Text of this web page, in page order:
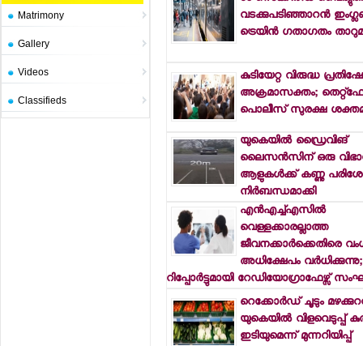
Matrimony
Gallery
Videos
Classifieds
വടക്കുപടിഞ്ഞാറന്‍
ട്രെയിന്‍ ഗതാഗതം
കുടിയേറ്റ വിരുദ്ധ
അക്രമാസക്തം;
പൊലീസ് സുരക്ഷ
യുകെയില്‍ ഡ്രൈവിങ്
ലൈസന്‍സിന് ഒരു
ആളുകള്‍ക്ക് കണ്ണു
നിര്‍ബന്ധമാക്കി
എന്‍എച്ച്എസില്‍
വെള്ളക്കാരല്ലാത്ത
ജീവനക്കാര്‍ക്കെതിരെ
അധിക്ഷേപം വര്‍ധിക്കുന്നു;
റിപ്പോര്‍ട്ടുമായി റേഡിയോഗ്രാഫേഴ്സ്
റെക്കോര്‍ഡ് ചൂടും
യുകെയില്‍ വിളവെടുപ്പ്
ഇടിയുമെന്ന് മുന്നറിയിപ്പ്